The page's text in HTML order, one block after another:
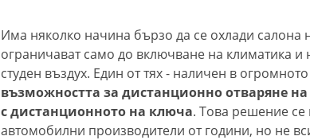
Има няколко начина бързо да се охлади салона
ограничават само до включване на климатика
студен въздух. Един от тях - наличен в
възможността за дистанционно отваряне
с дистанционното на ключа. Това решение се
автомобилни производители от години, но не